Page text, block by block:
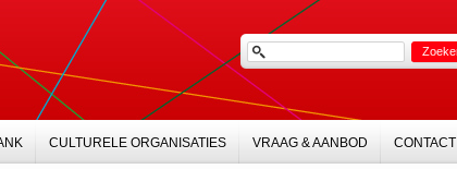
CULTURELE ORGANISATIES VRAAG & AANBOD CONTACT